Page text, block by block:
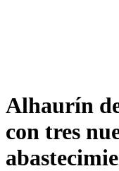
Alhaurín
con tres